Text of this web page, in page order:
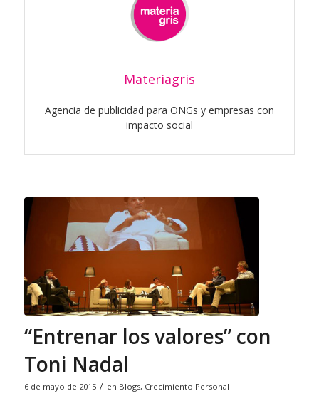
Materiagris
Agencia de publicidad para ONGs y empresas con
impacto social
“Entrenar los valores” con
Toni Nadal
6 de mayo de 2015 / en Blogs, Crecimiento Personal